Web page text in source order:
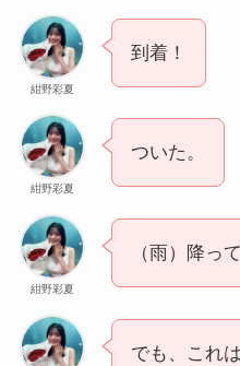
紺野彩夏
到着！
紺野彩夏
ついた。
紺野彩夏
（雨）降っ
でも、これ